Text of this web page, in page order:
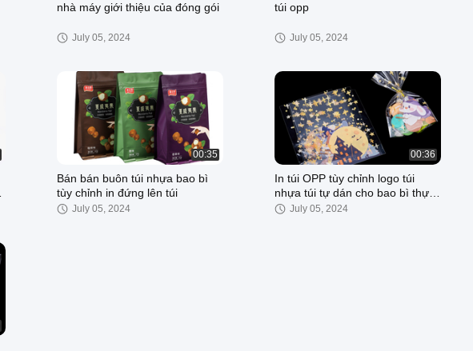
nhà máy giới thiệu của đóng gói
July 05, 2024
túi opp
July 05, 2024
00:35
Bán bán buôn túi nhựa bao bì
tùy chỉnh in đứng lên túi
July 05, 2024
00:36
In túi OPP tùy chỉnh logo túi
nhựa túi tự dán cho bao bì thực
phẩmJuly 05, 2024